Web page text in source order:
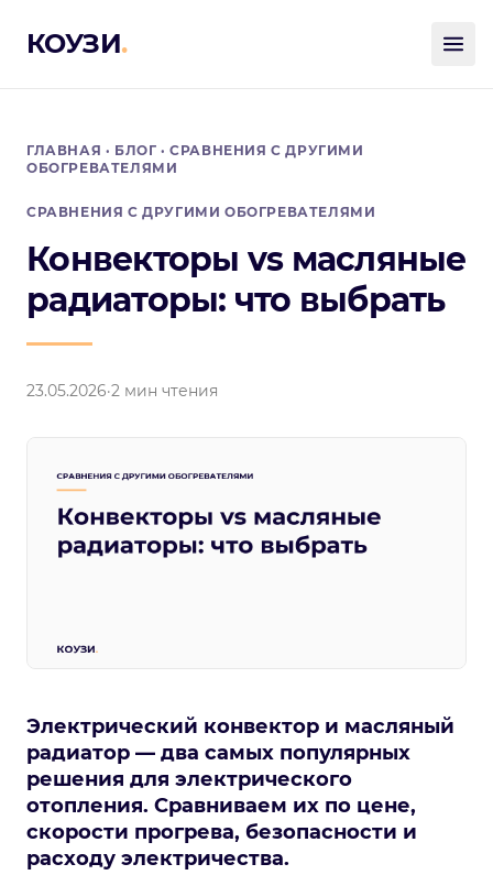
КОУЗИ.
ГЛАВНАЯ · БЛОГ ·СРАВНЕНИЯ С ДРУГИМИ
ОБОГРЕВАТЕЛЯМИ
СРАВНЕНИЯ С ДРУГИМИ ОБОГРЕВАТЕЛЯМИ
Конвекторы vs масляные
радиаторы: что выбрать
23.05.2026·2 мин чтения
Электрический конвектор и масляный
радиатор — два самых популярных
решения для электрического
отопления. Сравниваем их по цене,
скорости прогрева, безопасности и
расходу электричества.